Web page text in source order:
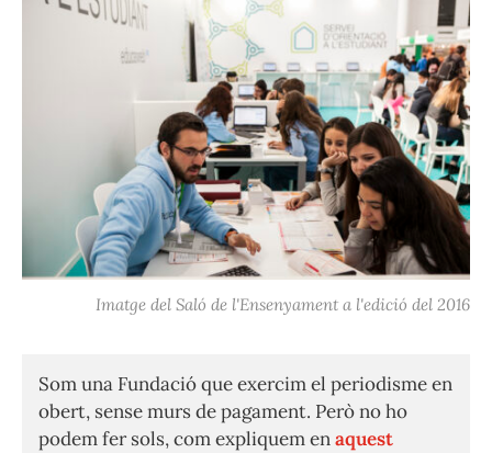
Imatge del Saló de l'Ensenyament a l'edició del 2016
Som una Fundació que exercim el periodisme en
obert, sense murs de pagament. Però no ho
podem fer sols, com expliquem enaquest